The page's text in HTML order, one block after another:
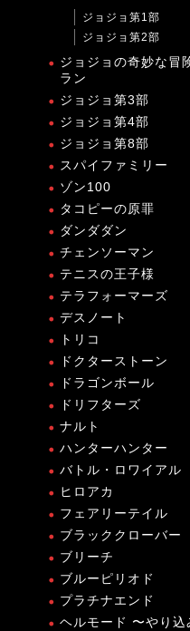
ジョジョ第1部
ジョジョ第2部
ジョジョの奇妙な冒
ラン
ジョジョ第3部
ジョジョ第4部
ジョジョ第8部
スパイファミリー
ゾン100
タコピーの原罪
ダンダダン
チェンソーマン
テニスの王子様
テラフォーマーズ
デスノート
トリコ
ドクターストーン
ドラゴンボール
ドリフターズ
ナルト
ハンターハンター
バトル・ロワイアル
ヒロアカ
フェアリーテイル
ブラッククローバー
ブリーチ
ブルーピリオド
プラチナエンド
ヘルモード 〜やり